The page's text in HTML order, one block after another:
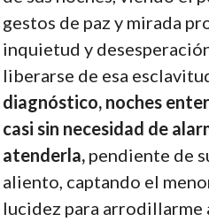
gestos de paz y mirada
inquietud y
liberarse de esa
diagnóstico, noches
casi sin necesidad de
atenderla,pendiente de
aliento, captando el
lucidez para arrodillarme